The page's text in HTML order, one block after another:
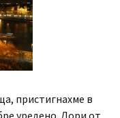
пристигнахме в
уредено. Дори от